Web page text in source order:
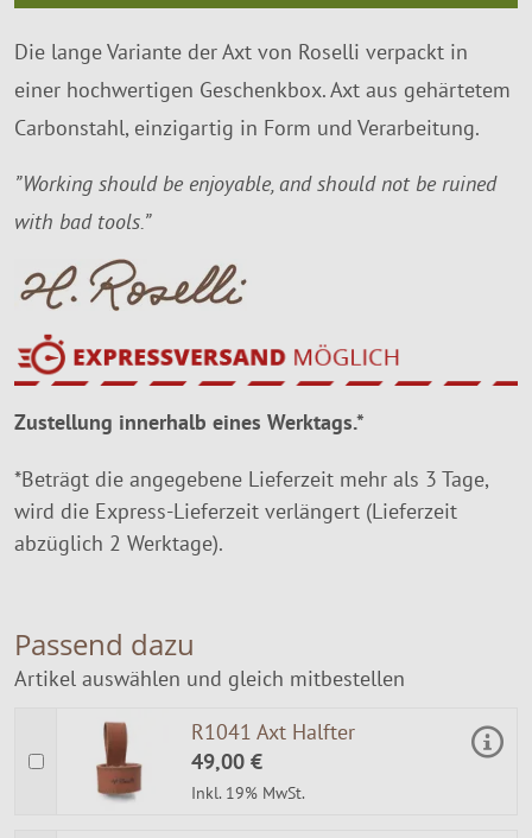
Die lange Variante der Axt von Roselli verpackt in
einer hochwertigen Geschenkbox. Axt aus gehärtetem
Carbonstahl, einzigartig in Form und Verarbeitung.
”Working should be enjoyable, and should not be ruined
with bad tools.”
Zustellung innerhalb eines Werktags.*
*Beträgt die angegebene Lieferzeit mehr als 3 Tage,
wird die Express-Lieferzeit verlängert (Lieferzeit
abzüglich 2 Werktage).
Passend dazu
Artikel auswählen und gleich mitbestellen
R1041 Axt Halfter
49,00 €
Inkl. 19% MwSt.